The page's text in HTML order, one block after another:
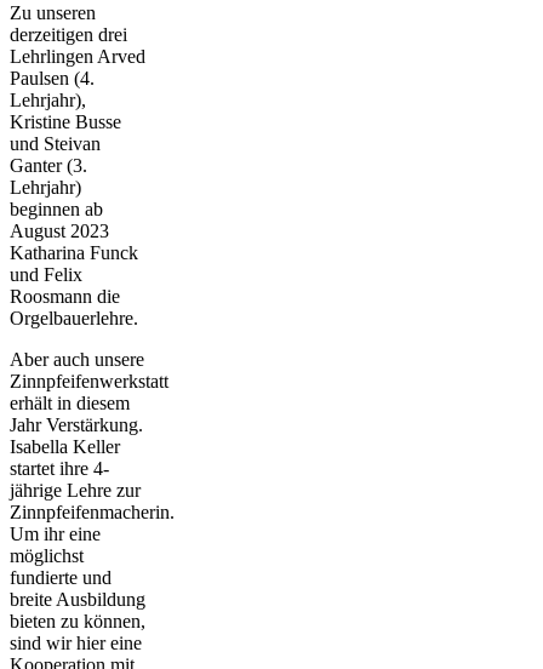
Zu unseren
derzeitigen drei
Lehrlingen Arved
Paulsen (4.
Lehrjahr),
Kristine Busse
und Steivan
Ganter (3.
Lehrjahr)
beginnen ab
August 2023
Katharina Funck
und Felix
Roosmann die
Orgelbauerlehre.
Aber auch unsere
Zinnpfeifenwerkstatt
erhält in diesem
Jahr Verstärkung.
Isabella Keller
startet ihre 4-
jährige Lehre zur
Zinnpfeifenmacherin.
Um ihr eine
möglichst
fundierte und
breite Ausbildung
bieten zu können,
sind wir hier eine
Kooperation mit